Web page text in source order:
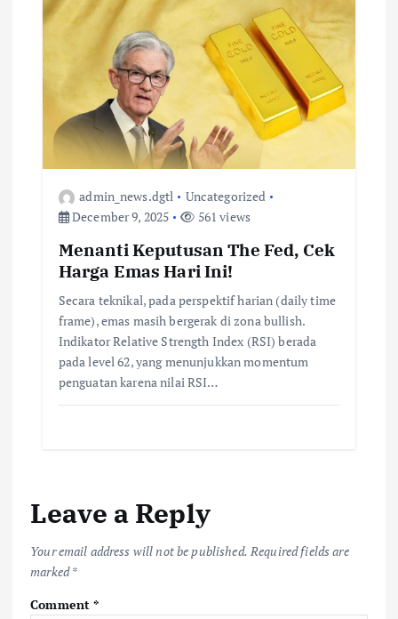
admin_news.dgtl
Uncategorized
December 9, 2025
561 views
Menanti Keputusan The Fed, Cek
Harga Emas Hari Ini!
Secara teknikal, pada perspektif harian (daily time
frame), emas masih bergerak di zona bullish.
Indikator Relative Strength Index (RSI) berada
pada level 62, yang menunjukkan momentum
penguatan karena nilai RSI…
Leave a Reply
Your email address will not be published. Required fields are
marked*
Comment*